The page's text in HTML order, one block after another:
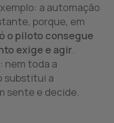
a automação
porque, em
o piloto consegue
exige e agir.
nem toda a
substitui a
sente e decide.